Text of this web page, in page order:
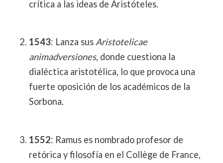
crítica a las ideas de Aristóteles.
1543: Lanza sus Aristotelicae
animadversiones, donde cuestiona la
dialéctica aristotélica, lo que provoca una
fuerte oposición de los académicos de la
Sorbona.
1552: Ramus es nombrado profesor de
retórica y filosofía en el Collège de France,